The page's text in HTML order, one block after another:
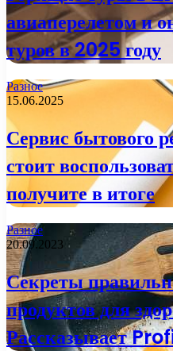
авиаперелетом и
туров в 2025 году
Разное
15.06.2025
Сервис бытового
стоит
получите в итоге
Разное
20.09.2023
Секреты
продуктов для
Рассказывает